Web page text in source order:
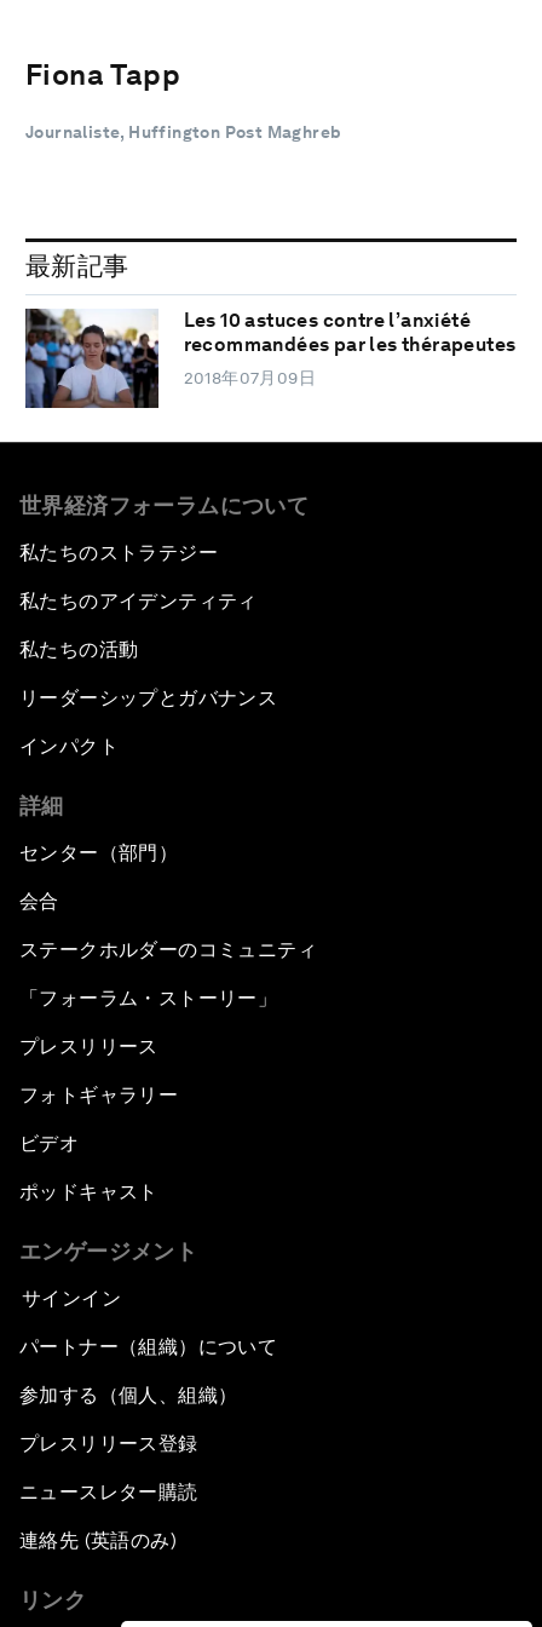
Fiona Tapp
Journaliste, Huffington Post Maghreb
最新記事
Les 10 astuces contre l’anxiété
recommandées par les thérapeutes
2018年07月09日
世界経済フォーラムについて
私たちのストラテジー
私たちのアイデンティティ
私たちの活動
リーダーシップとガバナンス
インパクト
詳細
センター（部門）
会合
ステークホルダーのコミュニティ
「フォーラム・ストーリー」
プレスリリース
フォトギャラリー
ビデオ
ポッドキャスト
エンゲージメント
サインイン
パートナー（組織）について
参加する（個人、組織）
プレスリリース登録
ニュースレター購読
連絡先 (英語のみ)
リンク